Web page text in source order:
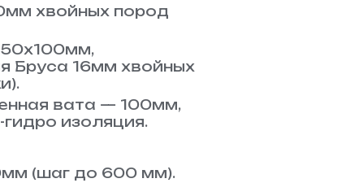
хвойных пород
Бруса 16мм хвойных
вата — 100мм,
изоляция.
(шаг до 600 мм).